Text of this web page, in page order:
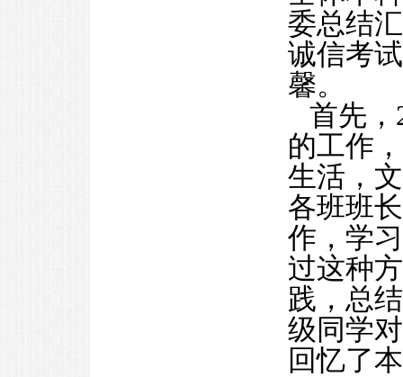
委总结
诚信考
馨。
首先，
的工作
生活，
各班班
作，学
过这种
践，总
级同学
回忆了